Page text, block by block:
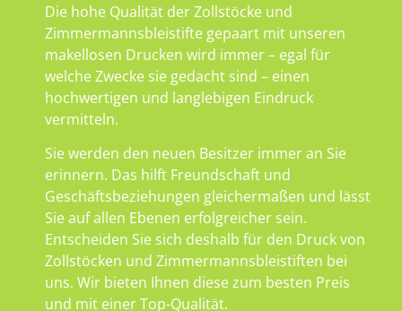
Die hohe Qualität der Zollstöcke und
Zimmermannsbleistifte gepaart mit unseren
makellosen Drucken wird immer – egal für
welche Zwecke sie gedacht sind – einen
hochwertigen und langlebigen Eindruck
vermitteln.
Sie werden den neuen Besitzer immer an Sie
erinnern. Das hilft Freundschaft und
Geschäftsbeziehungen gleichermaßen und lässt
Sie auf allen Ebenen erfolgreicher sein.
Entscheiden Sie sich deshalb für den Druck von
Zollstöcken und Zimmermannsbleistiften bei
uns. Wir bieten Ihnen diese zum besten Preis
und mit einer Top-Qualität.